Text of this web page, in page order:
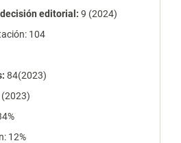
editorial: 9 (2024)
104
84(2023)
(2023)
12%